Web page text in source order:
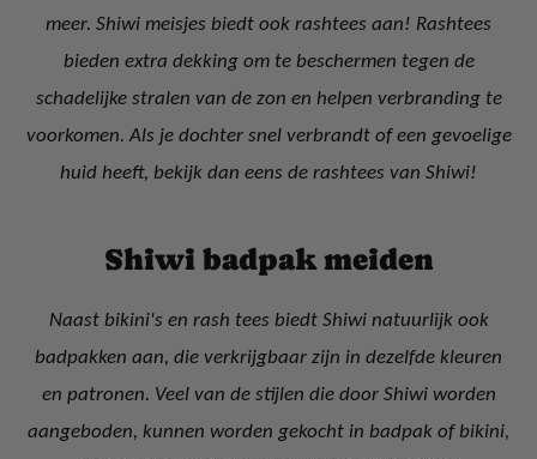
meer. Shiwi meisjes biedt ook rashtees aan! Rashtees
bieden extra dekking om te beschermen tegen de
schadelijke stralen van de zon en helpen verbranding te
voorkomen. Als je dochter snel verbrandt of een gevoelige
huid heeft, bekijk dan eens de rashtees van Shiwi!
Shiwi badpak meiden
Naast bikini's en rash tees biedt Shiwi natuurlijk ook
badpakken aan, die verkrijgbaar zijn in dezelfde kleuren
en patronen. Veel van de stijlen die door Shiwi worden
aangeboden, kunnen worden gekocht in badpak of bikini,